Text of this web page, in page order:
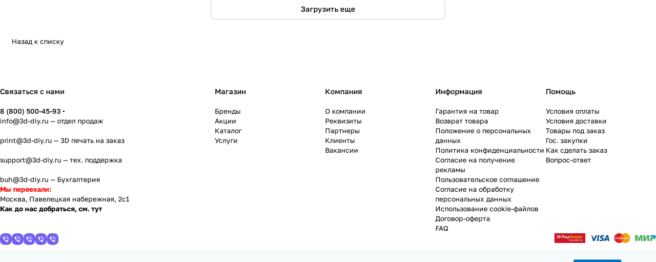
Загрузить еще
Назад к списку
Связаться с нами
8 (800) 500-45-93
info@3d-diy.ru — отдел продаж
print@3d-diy.ru — 3D печать на заказ
support@3d-diy.ru — тех. поддержка
buh@3d-diy.ru — Бухгалтерия
Мы переехали:
Москва, Павелецкая набережная, 2с1
Как до нас добраться, см. тут
Магазин
Бренды
Акции
Каталог
Услуги
Компания
О компании
Реквизиты
Партнеры
Клиенты
Вакансии
Информация
Гарантия на товар
Возврат товара
Положение о персональных
данных
Политика конфиденциальности
Согласие на получение
рекламы
Пользовательское соглашение
Согласие на обработку
персональных данных
Использование cookie-файлов
Договор-оферта
FAQ
Помощь
Условия оплаты
Условия доставки
Товары под заказ
Гос. закупки
Как сделать заказ
Вопрос-ответ